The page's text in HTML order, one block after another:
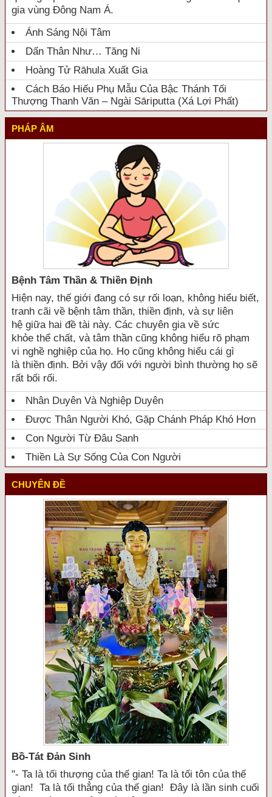
gia vùng Đông Nam Á.
Ánh Sáng Nội Tâm
Dấn Thân Như… Tăng Ni
Hoàng Tử Rāhula Xuất Gia
Cách Báo Hiếu Phụ Mẫu Của Bậc Thánh Tối
Thượng Thanh Văn – Ngài Sāriputta (Xá Lợi Phất)
PHÁP ÂM
Bệnh Tâm Thần & Thiền Định
Hiện nay, thế giới đang có sự rối loạn, không hiểu biết,
tranh cãi về bệnh tâm thần, thiền định, và sự liên
hệ giữa hai đề tài này. Các chuyên gia về sức
khỏe thể chất, và tâm thần cũng không hiểu rõ phạm
vi nghề nghiệp của họ. Họ cũng không hiểu cái gì
là thiền định. Bởi vậy đối với người bình thường họ sẽ
rất bối rối.
Nhân Duyên Và Nghiệp Duyên
Được Thân Người Khó, Gặp Chánh Pháp Khó Hơn
Con Người Từ Đâu Sanh
Thiền Là Sự Sống Của Con Người
CHUYÊN ĐỀ
Bồ-Tát Đản Sinh
"- Ta là tối thượng của thế gian! Ta là tối tôn của thế
gian! Ta là tối thẳng của thế gian! Đây là lần sinh cuối